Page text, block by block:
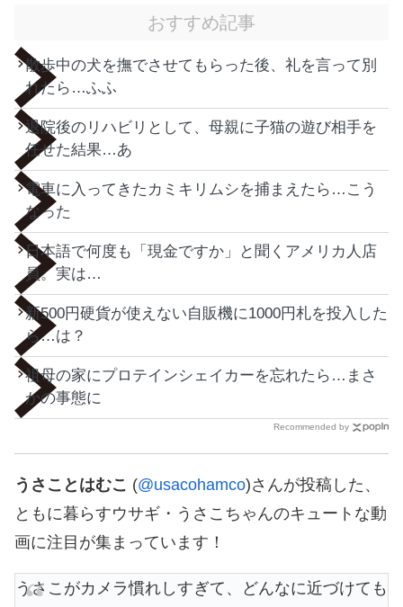
おすすめ記事
散歩中の犬を撫でさせてもらった後、礼を言って別
れたら…ふふ
退院後のリハビリとして、母親に子猫の遊び相手を
任せた結果…あ
電車に入ってきたカミキリムシを捕まえたら…こう
なった
日本語で何度も「現金ですか」と聞くアメリカ人店
員。実は…
新500円硬貨が使えない自販機に1000円札を投入した
ら…は？
祖母の家にプロテインシェイカーを忘れたら…まさ
かの事態に
Recommended by
うさことはむこ (@usacohamco)さんが投稿した、
ともに暮らすウサギ・うさこちゃんのキュートな動
画に注目が集まっています！
うさこがカメラ慣れしすぎて、どんなに近づけても